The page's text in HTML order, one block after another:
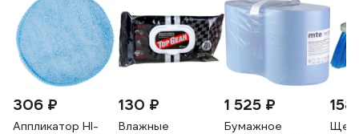
306 ₽
Аппликатор HI-
130 ₽
Влажные
1 525 ₽
Бумажное
158